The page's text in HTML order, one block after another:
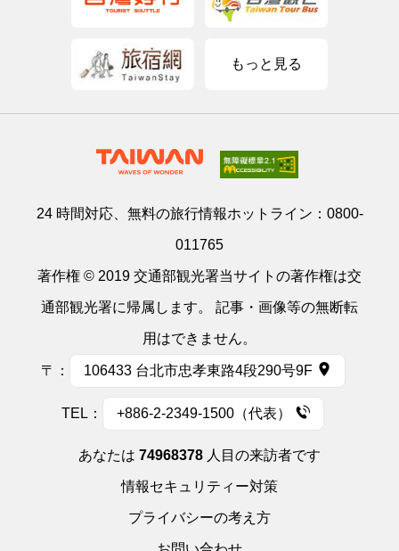
もっと見る
24 時間対応、無料の旅行情報ホットライン： 0800-
011765
著作権 © 2019 交通部観光署当サイトの著作権は交
通部観光署に帰属します。 記事・画像等の無断転
用はできません。
〒： 106433 台北市忠孝東路4段290号9F
TEL： +886-2-2349-1500（代表）
あなたは 74968378 人目の来訪者です
情報セキュリティー対策
プライバシーの考え方